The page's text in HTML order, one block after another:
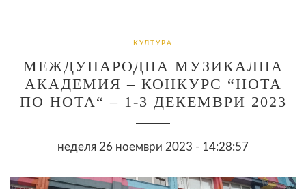
КУЛТУРА
МЕЖДУНАРОДНА МУЗИКАЛНА
АКАДЕМИЯ – КОНКУРС “НОТА
ПО НОТА“ – 1-3 ДЕКЕМВРИ 2023
неделя 26 ноември 2023 - 14:28:57